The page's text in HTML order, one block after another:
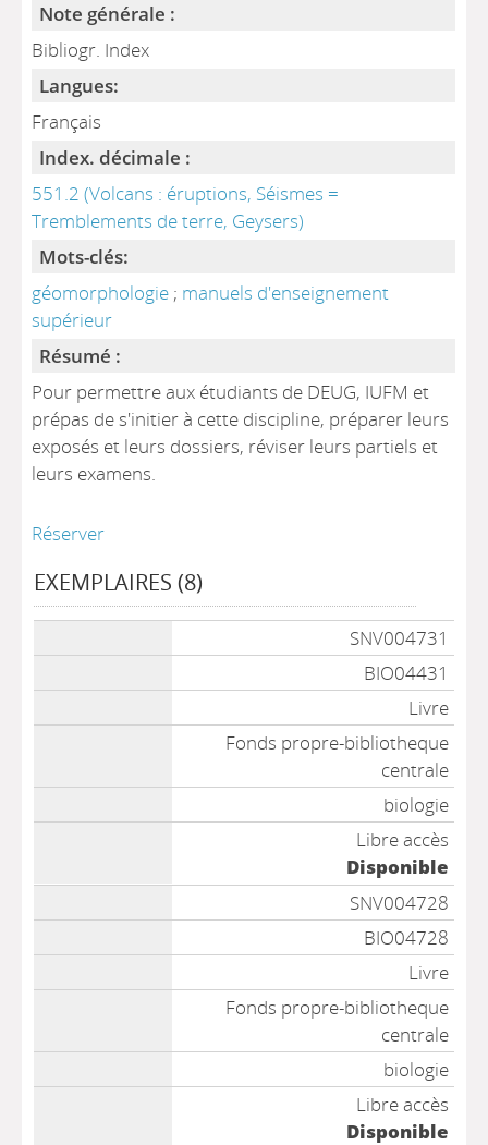
Note générale :
Bibliogr. Index
Langues:
Français
Index. décimale :
551.2 (Volcans : éruptions, Séismes =
Tremblements de terre, Geysers)
Mots-clés:
géomorphologie ; manuels d'enseignement
supérieur
Résumé :
Pour permettre aux étudiants de DEUG, IUFM et
prépas de s'initier à cette discipline, préparer leurs
exposés et leurs dossiers, réviser leurs partiels et
leurs examens.
Réserver
EXEMPLAIRES (8)
SNV004731
BIO04431
Livre
Fonds propre-bibliotheque
centrale
biologie
Libre accès
Disponible
SNV004728
BIO04728
Livre
Fonds propre-bibliotheque
centrale
biologie
Libre accès
Disponible